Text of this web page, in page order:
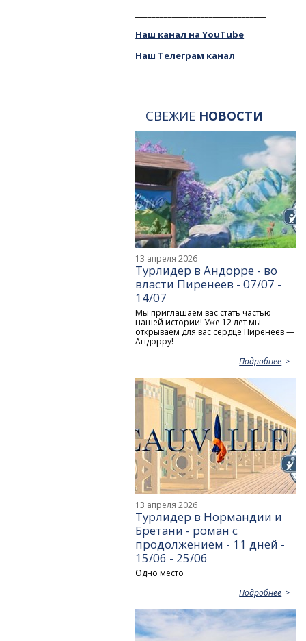
Наш канал на YouTube
Наш Телеграм канал
СВЕЖИЕ НОВОСТИ
13 апреля 2026
Турлидер в Андорре - во
власти Пиренеев - 07/07 -
14/07
Мы приглашаем вас стать частью
нашей истории! Уже 12 лет мы
открываем для вас сердце Пиренеев —
Андорру!
Подробнее
13 апреля 2026
Турлидер в Нормандии и
Бретани - роман с
продолжением - 11 дней -
15/06 - 25/06
Одно место
Подробнее